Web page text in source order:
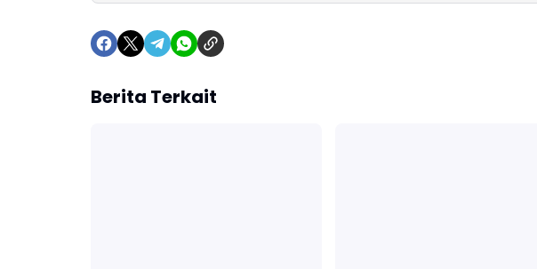
Berita Terkait